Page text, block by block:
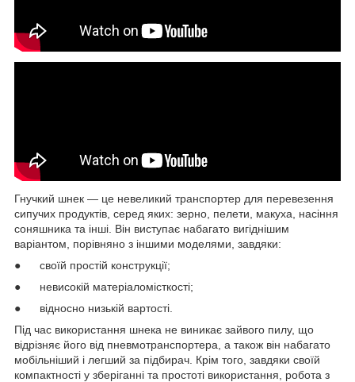
Гнучкий шнек — це невеликий транспортер для перевезення
сипучих продуктів, серед яких: зерно, пелети, макуха, насіння
соняшника та інші. Він виступає набагато вигіднішим
варіантом, порівняно з іншими моделями, завдяки:
● своїй простій конструкції;
● невисокій матеріаломісткості;
● відносно низькій вартості.
Під час використання шнека не виникає зайвого пилу, що
відрізняє його від пневмотранспортера, а також він набагато
мобільніший і легший за підбирач. Крім того, завдяки своїй
компактності у зберіганні та простоті використання, робота з